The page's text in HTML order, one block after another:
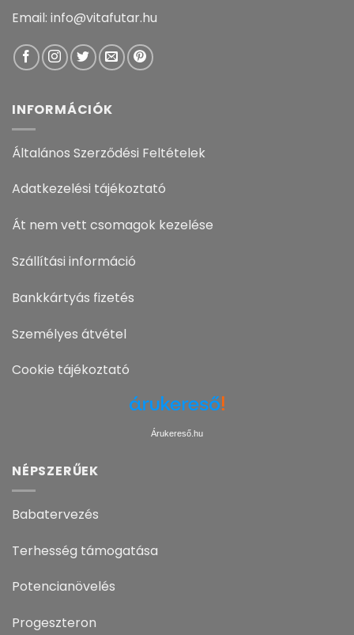
Email: info@vitafutar.hu
INFORMÁCIÓK
Általános Szerződési Feltételek
Adatkezelési tájékoztató
Át nem vett csomagok kezelése
Szállítási információ
Bankkártyás fizetés
Személyes átvétel
Cookie tájékoztató
Árukereső.hu
NÉPSZERŰEK
Babatervezés
Terhesség támogatása
Potencianövelés
Progeszteron